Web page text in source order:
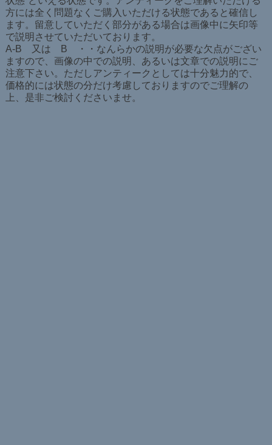
方には全く問題なくご購入いただける状態であると確信し
ます。留意していただく部分がある場合は画像中に矢印等
で説明させていただいております。
A-B 又は B ・・なんらかの説明が必要な欠点がござい
ますので、画像の中での説明、あるいは文章での説明にご
注意下さい。ただしアンティークとしては十分魅力的で、
価格的には状態の分だけ考慮しておりますのでご理解の
上、是非ご検討くださいませ。